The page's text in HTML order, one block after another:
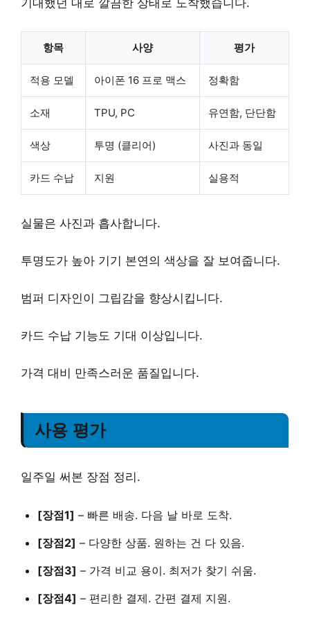
항목 사양 평가
적용 모델 아이폰 16 프로 맥스 정확함
소재 TPU, PC 유연함, 단단함
색상 투명 (클리어) 사진과 동일
카드 수납 지원 실용적
실물은 사진과 흡사합니다.
투명도가 높아 기기 본연의 색상을 잘 보여줍니다.
범퍼 디자인이 그립감을 향상시킵니다.
카드 수납 기능도 기대 이상입니다.
가격 대비 만족스러운 품질입니다.
사용 평가
일주일 써본 장점 정리.
[장점1] – 빠른 배송. 다음 날 바로 도착.
[장점2] – 다양한 상품. 원하는 건 다 있음.
[장점3] – 가격 비교 용이. 최저가 찾기 쉬움.
[장점4] – 편리한 결제. 간편 결제 지원.